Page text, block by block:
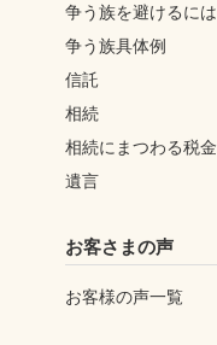
争う族を避けるには
争う族具体例
信託
相続
相続にまつわる税金
遺言
お客さまの声
お客様の声一覧